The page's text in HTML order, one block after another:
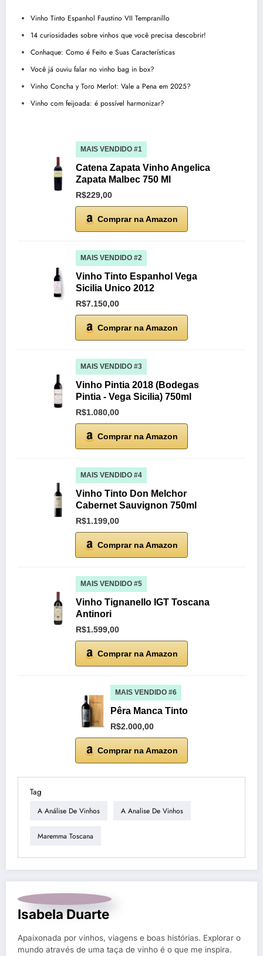
Vinho Tinto Espanhol Faustino VII Tempranillo
14 curiosidades sobre vinhos que você precisa descobrir!
Conhaque: Como é Feito e Suas Características
Você já ouviu falar no vinho bag in box?
Vinho Concha y Toro Merlot: Vale a Pena em 2025?
Vinho com feijoada: é possível harmonizar?
MAIS VENDIDO #1
Catena Zapata Vinho Angelica
Zapata Malbec 750 Ml
R$229,00
Comprar na Amazon
MAIS VENDIDO #2
Vinho Tinto Espanhol Vega
Sicilia Unico 2012
R$7.150,00
Comprar na Amazon
MAIS VENDIDO #3
Vinho Pintia 2018 (Bodegas
Pintia - Vega Sicilia) 750ml
R$1.080,00
Comprar na Amazon
MAIS VENDIDO #4
Vinho Tinto Don Melchor
Cabernet Sauvignon 750ml
R$1.199,00
Comprar na Amazon
MAIS VENDIDO #5
Vinho Tignanello IGT Toscana
Antinori
R$1.599,00
Comprar na Amazon
MAIS VENDIDO #6
Pêra Manca Tinto
R$2.000,00
Comprar na Amazon
Tag
A Análise De Vinhos A Analise De Vinhos
Maremma Toscana
Isabela Duarte
Apaixonada por vinhos, viagens e boas histórias. Explorar o
mundo através de uma taça de vinho é o que me inspira.